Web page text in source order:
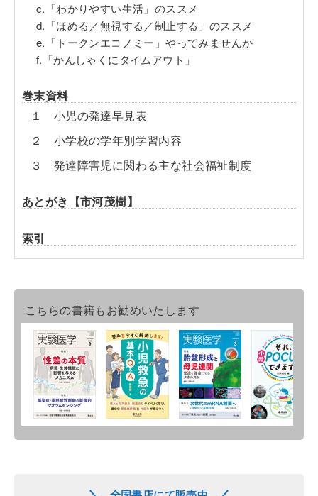
c.「わかりやすい生活」のススメ
d.「ほめる／無視する／制止する」のススメ
e.「トークンエコノミー」やってみませんか
f.「かんしゃくにタイムアウト」
巻末資料
１ 小児の発達早見表
２ 小学校の学年別学習内容
３ 発達障害児に関わる主な社会福祉制度
あとがき【市河茂樹】
索引
こちらの書籍もお勧めいたします